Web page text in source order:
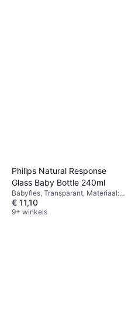
Philips Natural Response
Glass Baby Bottle 240ml
Babyfles, Transparant, Materiaal:
Siliconen, Glas
€ 11,10
9+ winkels